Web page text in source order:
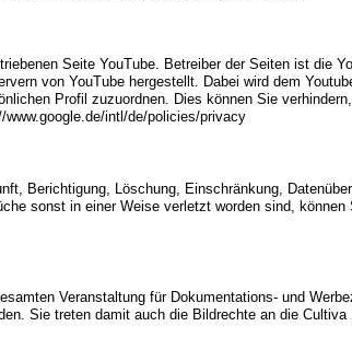
Seite YouTube. Betreiber der Seiten ist die
von YouTube hergestellt. Dabei wird dem
Profil zuzuordnen. Dies können Sie
intl/de/policies/privacy
Berichtigung, Löschung, Einschränkung,
sonst in einer Weise verletzt worden sind,
Veranstaltung für Dokumentations- und
Sie treten damit auch die Bildrechte an die Cultiva